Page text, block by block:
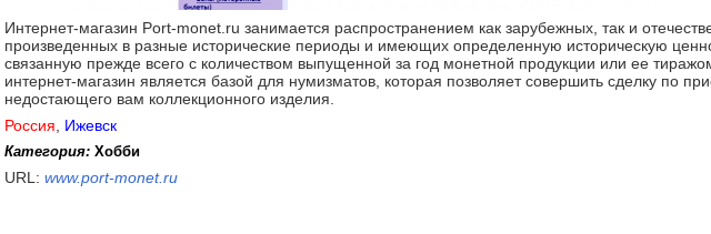
Интернет-магазин Port-monet.ru занимается распространением как зарубежных, так и
произведенных в разные исторические периоды и имеющих определенную историческую
связанную прежде всего с количеством выпущенной за год монетной продукции или ее
интернет-магазин является базой для нумизматов, которая позволяет совершить сделку по
недостающего вам коллекционного изделия.
Россия
Ижевск
Категория: Хобби
URL: www.port-monet.ru